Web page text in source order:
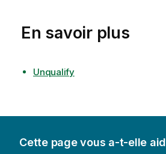
En savoir plus
Unqualify
Cette page vous a-t-elle